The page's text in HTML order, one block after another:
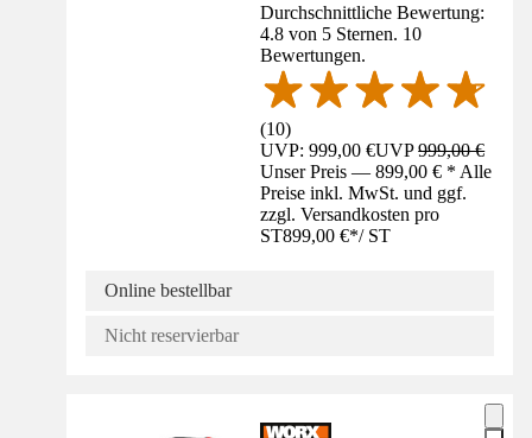
Durchschnittliche Bewertung:
4.8 von 5 Sternen. 10
Bewertungen.
(10)
UVP: 999,00 €UVP999,00 €
Unser Preis — 899,00 € * Alle
Preise inkl. MwSt. und ggf.
zzgl. Versandkosten pro
ST899,00 €*/ ST
Online bestellbar
Nicht reservierbar